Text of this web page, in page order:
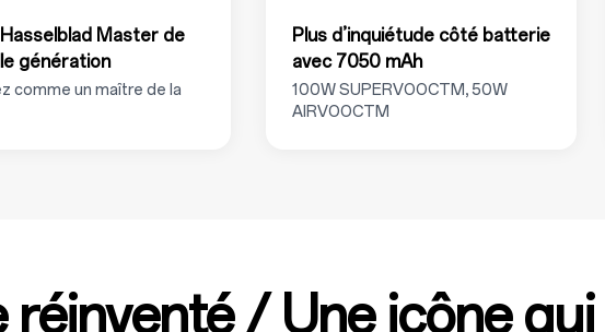
Master de
génération
comme un maître de la
Plus d’inquiétude côté batterie
avec 7050 mAh
100W SUPERVOOCTM, 50W
AIRVOOCTM
réinventé / Une icône